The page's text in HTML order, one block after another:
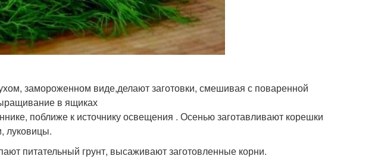
замороженном виде,делают заготовки, смешивая с поваренной
в ящиках
поближе к источнику освещения . Осенью заготавливают корешки
луковицы.
питательный грунт, высаживают заготовленные корни.